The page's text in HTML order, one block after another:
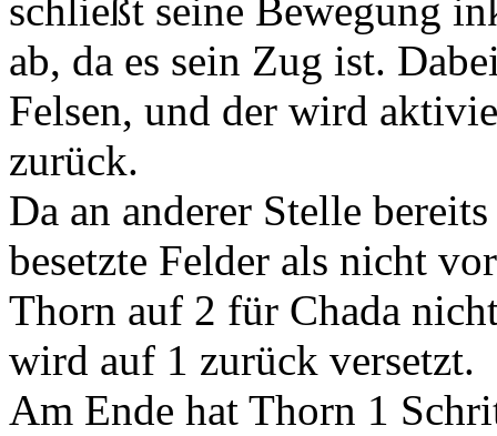
schließt seine Bewegung
ab, da es sein Zug ist.
Felsen, und der wird
zurück.
Da an anderer Stelle
besetzte Felder als nicht
Thorn auf 2 für Chada
wird auf 1 zurück versetzt.
Am Ende hat Thorn 1